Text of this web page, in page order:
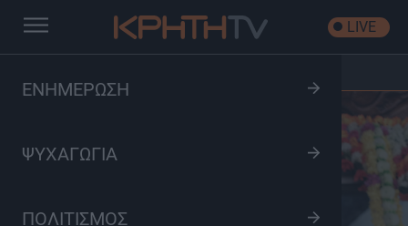
ΕΝΗΜΕΡΩΣΗ
ΨΥΧΑΓΩΓΙΑ
ΠΟΛΙΤΙΣΜΟΣ
LIVE